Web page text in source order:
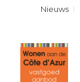
Nieuws